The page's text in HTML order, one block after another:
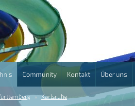
Community Kontakt Über uns
Karlsruhe